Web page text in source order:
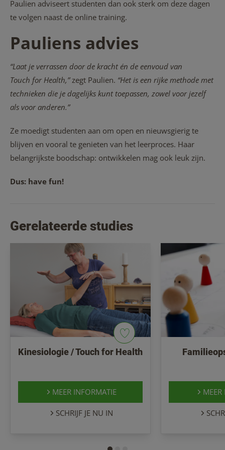
Paulien adviseert studenten dan ook sterk om deze dagen
te volgen naast de online training.
Pauliens advies
“Laat je verrassen door de kracht én de eenvoud van
Touch for Health,”zegt Paulien. “Het is een rijke methode met
technieken die je dagelijks kunt toepassen, zowel voor jezelf
als voor anderen.”
Ze moedigt studenten aan om open en nieuwsgierig te
blijven en vooral te genieten van het leerproces. Haar
belangrijkste boodschap: ontwikkelen mag ook leuk zijn.
Dus: have fun!
Gerelateerde studies
Kinesiologie / Touch for Health
MEER INFORMATIE
SCHRIJF JE NU IN